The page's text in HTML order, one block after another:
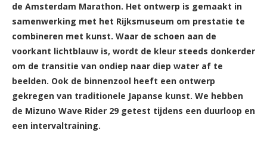
de Amsterdam Marathon. Het ontwerp is gemaakt in
samenwerking met het Rijksmuseum om prestatie te
combineren met kunst. Waar de schoen aan de
voorkant lichtblauw is, wordt de kleur steeds donkerder
om de transitie van ondiep naar diep water af te
beelden. Ook de binnenzool heeft een ontwerp
gekregen van traditionele Japanse kunst. We hebben
de Mizuno Wave Rider 29 getest tijdens een duurloop en
een intervaltraining.